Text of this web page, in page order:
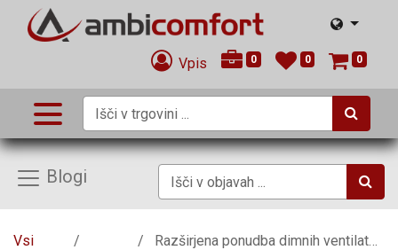
Vpis 0 0 0
Blogi
Vsi
Razširjena ponudba dimnih ventilatorjev